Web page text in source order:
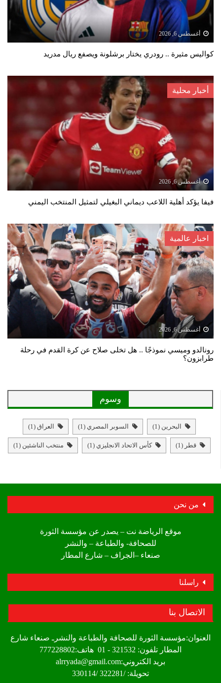
أغسطس 6, 2026
كواليس مثيرة .. رودري يختار برشلونة ويصفع ريال مدريد
أخبار محلية
أغسطس 6, 2026
فيفا يؤكد أهلية اللاعب ديماني البغيلي لتمثيل المنتخب اليمني
اخبار عالمية
أغسطس 6, 2026
رونالدو وميسي نموذجًا .. هل تخلى صلاح عن كرة القدم في رحلة
طرابزون؟
وسوم
البحرين (1) السوبر المصري (1) العراق (1)
قطر (1) كأس الاتحاد الانجليزي (1) منتخب الناشئين (1)
من نحن
موقع الرياضة نت – يصدر عن مؤسسة الثورة
للصحافة- والطباعة – والنشر
صنعاء –الجراف – شارع المطار
راسلنا
الاتصال بنا
العنوان:مؤسسة الثورة للصحافة والطباعة والنشرـ صنعاء شارع
المطار تلفون: 321532 - 01 هاتف:777228802
بريد الكتروني:alrryada@gmail.com
تحويلة: /322281 /330114